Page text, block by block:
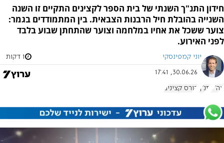
חידון התנ"ך השנתי של בית הספר לקצינים התקיים זו השנה
השנייה בהובלת חיל הרבנות הצבאית. בין המתמודדים בגמר:
צוער ששכל את אחיו במלחמה וצוער שהתחתן שבוע בלבד
לפני האירוע.
יוני קמפינסקי 1 דקות
30.06.26, 17:41
צה"ל תנ"ך קורס קצינים